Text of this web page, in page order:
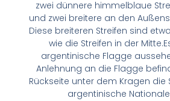
zwei dünnere himmelblaue
und zwei breitere an den
Diese breiteren Streifen sind
wie die Streifen in der
argentinische Flagge
Anlehnung an die Flagge
Rückseite unter dem Kragen die
argentinische